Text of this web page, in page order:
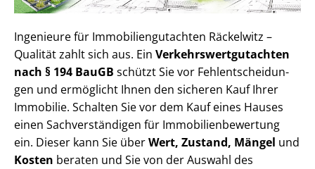
Ingenieure für Im­mo­bi­li­en­gut­ach­ten Räckelwitz –
Qualität zahlt sich aus. Ein Ver­kehrs­wert­gut­ach­ten
nach § 194 BauGB schützt Sie vor Fehl­ent­schei­dun­
gen und ermöglicht Ihnen den sicheren Kauf Ihrer
Immobilie. Schalten Sie vor dem Kauf eines Hauses
einen Sach­ver­stän­di­gen für Im­mo­bi­li­en­be­wer­tung
ein. Dieser kann Sie überWert, Zustand, Mängel und
Kosten beraten und Sie von der Auswahl des